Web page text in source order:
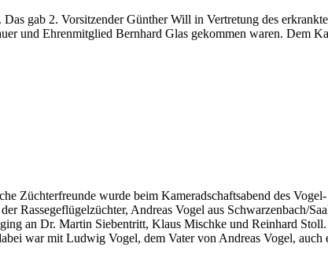
gab 2. Vorsitzender Günther Will in Vertretung des
und Ehrenmitglied Bernhard Glas gekommen waren. Dem
Züchterfreunde wurde beim Kameradschaftsabend des
Rassegeflügelzüchter, Andreas Vogel aus Schwarzenbach/
an Dr. Martin Siebentritt, Klaus Mischke und Reinhard
war mit Ludwig Vogel, dem Vater von Andreas Vogel, auch